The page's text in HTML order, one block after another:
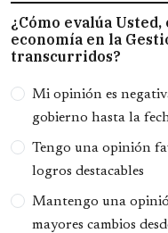
¿Cómo evalúa
economía en la
transcurridos?
Opciones
Mi opinión es
gobierno hasta la
Tengo una opinión
logros destacables
Mantengo una
mayores cambios